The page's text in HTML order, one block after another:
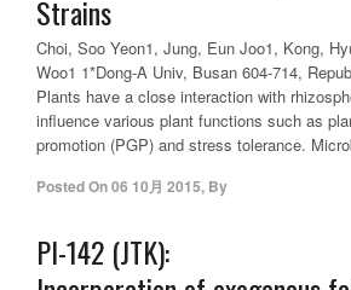
Strains
Choi, Soo Yeon1, Jung, Eun Joo1, Kong,
Woo1 1*Dong-A Univ, Busan 604-714,
Plants have a close interaction with
influence various plant functions such as
promotion (PGP) and stress tolerance.
Posted On06 10月 2015, By
PI-142 (JTK):